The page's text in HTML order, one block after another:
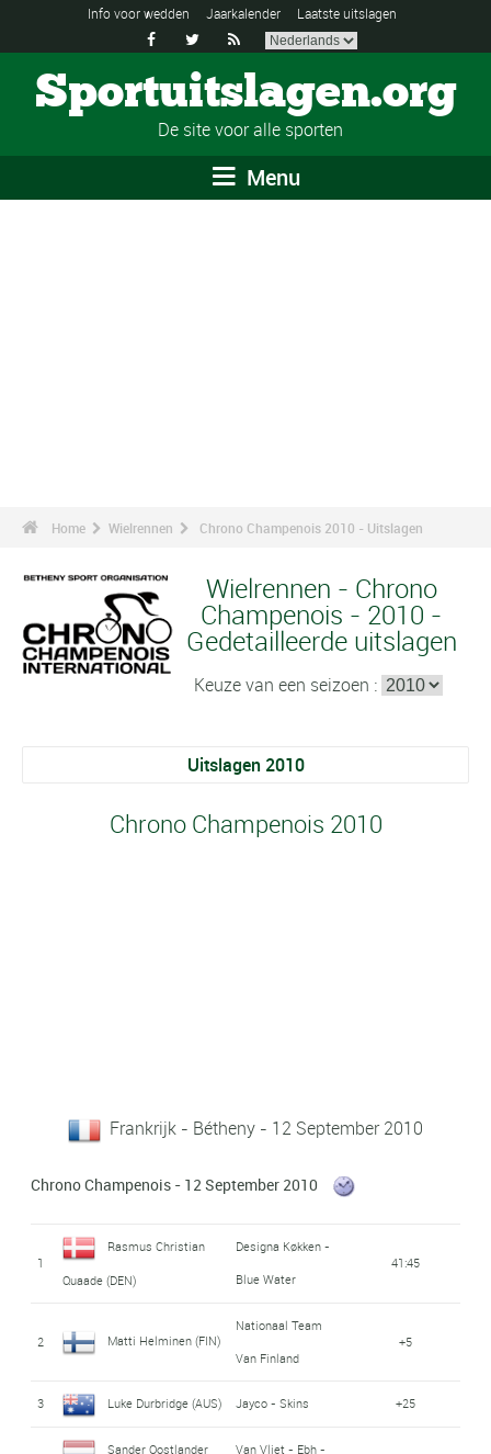
Info voor wedden Jaarkalender Laatste uitslagen
  
Sportuitslagen.org
De site voor alle sporten
Menu
Home Wielrennen Chrono Champenois 2010 - Uitslagen
Wielrennen - Chrono
Champenois - 2010 -
Gedetailleerde uitslagen
Keuze van een seizoen :
Uitslagen 2010
Chrono Champenois 2010
Frankrijk - Bétheny - 12 September 2010
Chrono Champenois - 12 September 2010
1
Rasmus Christian
Quaade (DEN)
Designa Køkken -
Blue Water
41:45
2 Matti Helminen (FIN)
Nationaal Team
Van Finland
+5
3 Luke Durbridge (AUS) Jayco - Skins +25
Sander Oostlander
Van Vliet - Ebh -